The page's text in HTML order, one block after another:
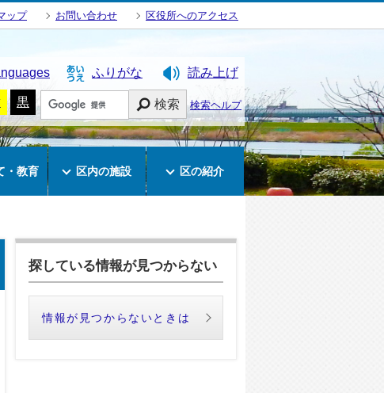
ップ お問い合わせ 区役所へのアクセス
ふりがな 読み上げ
黒 検索 検索ヘルプ
・教育 区内の施設 区の紹介
探している情報が見つからない
情報が見つからないときは